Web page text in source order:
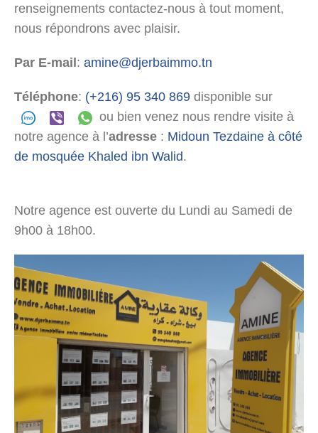
renseignements contactez-nous à tout moment,
nous répondrons avec plaisir.
Par E-mail : amine@djerbaimmo.tn
Téléphone: (+216) 95 340 869 disponible sur
ou bien venez nous rendre visite à
notre agence à l’adresse : Midoun Tezdaine à côté
de mosquée Khaled ibn Walid.
Notre agence est ouverte du Lundi au Samedi de
9h00 à 18h00.